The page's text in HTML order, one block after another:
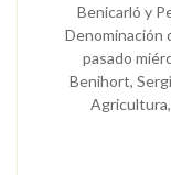
Benicarló y
Denominación
pasado
Benihort,
Agricultura,